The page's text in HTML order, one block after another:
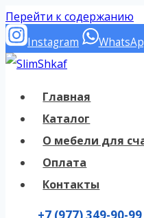
Перейти к содержанию
Instagram
Главная
Каталог
О мебели для
Оплата
Контакты